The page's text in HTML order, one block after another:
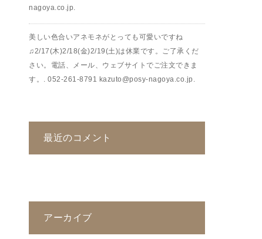
nagoya.co.jp.
美しい色合いアネモネがとっても可愛いですね
♫2/17(木)2/18(金)2/19(土)は休業です。ご了承くだ
さい。電話、メール、ウェブサイトでご注文できま
す。.︎ 052-261-8791︎ kazuto@posy-nagoya.co.jp.
最近のコメント
アーカイブ